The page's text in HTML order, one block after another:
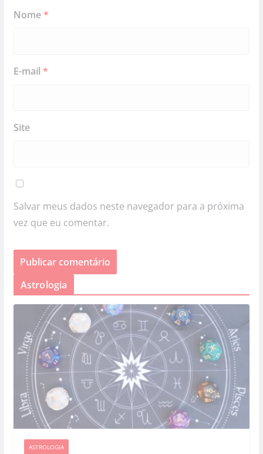
Nome*
E-mail *
Site
Salvar meus dados neste navegador para a próxima
vez que eu comentar.
Astrologia
ASTROLOGIA